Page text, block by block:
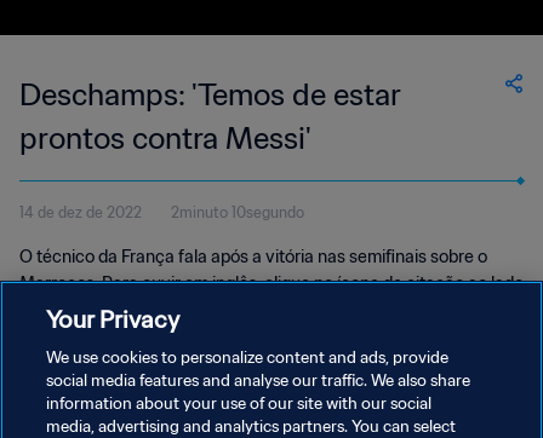
Deschamps: 'Temos de estar
prontos contra Messi'
14 de dez de 2022 2minuto 10segundo
O técnico da França fala após a vitória nas semifinais sobre o
Marrocos. Para ouvir em inglês, clique no ícone de citação ao lado
do controle de volume e selecione 'Inglês' no menu drop-down.
Your Privacy
We use cookies to personalize content and ads, provide
social media features and analyse our traffic. We also share
information about your use of our site with our social
media, advertising and analytics partners. You can select